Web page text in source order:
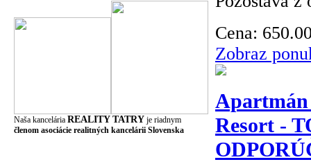
Naša kancelária REALITY TATRY je riadnym
členom asociácie realitných kancelárii Slovenska
Cena:
Zobraz
Resort -